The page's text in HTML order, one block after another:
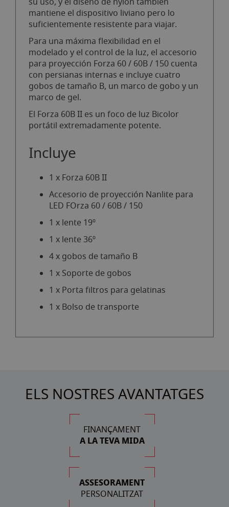
mantiene el dispositivo liviano pero lo
suficientemente resistente para viajar.
Para una máxima flexibilidad en el
modelado y el control de la luz, el accesorio
para proyección Forza 60 / 60B / 150 cuenta
con persianas internas e incluye cuatro
gobos de tamaño B, un marco de gobo y un
marco de gel.
El Forza 60B II es un foco de luz Bicolor
portátil extremadamente potente.
Incluye
1 x Forza 60B II
Accesorio de proyección Nanlite para
LED FOrza 60 / 60B / 150
1 x lente 19º
1 x lente 36º
4 x gobos de tamaño B
1 x Soporte de gobos
1 x Porta filtros para gelatinas
1 x Bolso de transporte
ELS NOSTRES AVANTATGES
FINANÇAMENT
A LA TEVA MIDA
ASSESORAMENT
PERSONALITZAT